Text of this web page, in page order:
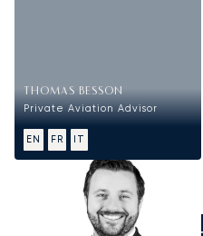
THOMAS BESSON
Private Aviation Advisor
EN FR IT